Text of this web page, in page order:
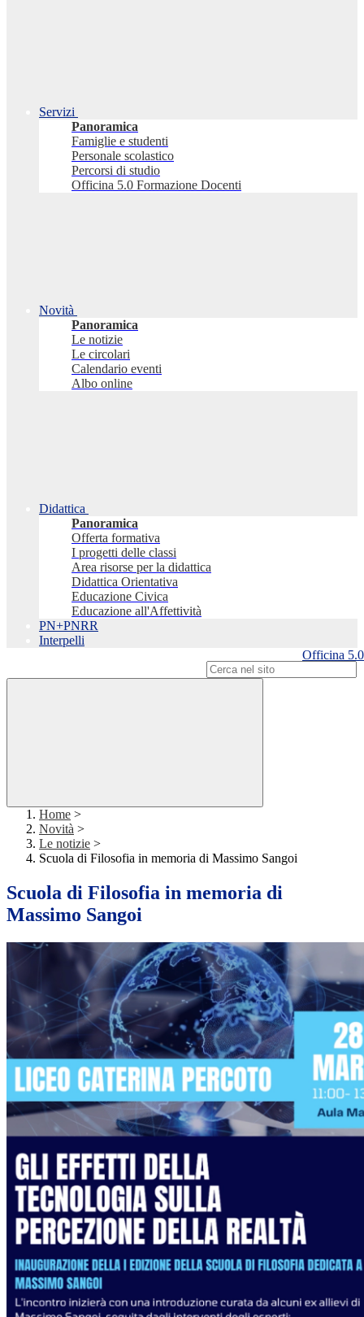
Servizi
Panoramica
Famiglie e studenti
Personale scolastico
Percorsi di studio
Officina 5.0 Formazione Docenti
Novità
Panoramica
Le notizie
Le circolari
Calendario eventi
Albo online
Didattica
Panoramica
Offerta formativa
I progetti delle classi
Area risorse per la didattica
Didattica Orientativa
Educazione Civica
Educazione all'Affettività
PN+PNRR
Interpelli
Officina 5.0
Home >
Novità >
Le notizie >
Scuola di Filosofia in memoria di Massimo Sangoi
Scuola di Filosofia in memoria di
Massimo Sangoi